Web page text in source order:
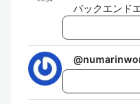
バックエンド
@